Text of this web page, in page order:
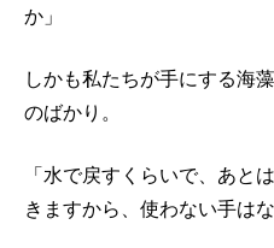
か」
しかも私たちが手にする海
のばかり。
「水で戻すくらいで、あと
きますから、使わない手は